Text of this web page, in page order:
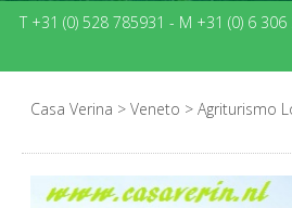
T +31 (0) 528 785931 - M +31 (0) 6
Casa Verina > Veneto > Agriturismo